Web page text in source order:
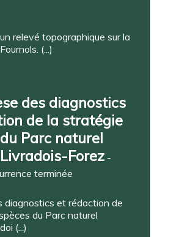
relevé topographique sur la
(...)
des diagnostics
de la stratégie
Parc naturel
Forez-
terminée
diagnostics et rédaction de
du Parc naturel
(...)